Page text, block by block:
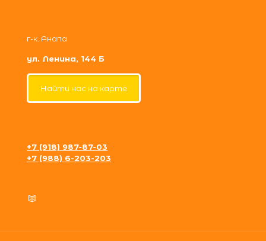
г-к. Анапа
ул. Ленина, 144 Б
Найти нас на карте
+7 (918) 987-87-03
+7 (988) 6-203-203